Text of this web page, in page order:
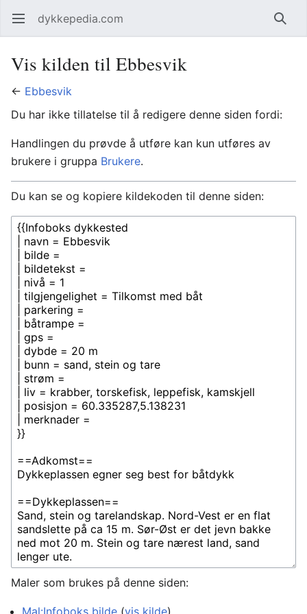
Åpne hovedmenyen dykkepedia.com Søk
Vis kilden til Ebbesvik
← Ebbesvik
Du har ikke tillatelse til å redigere denne siden fordi:
Handlingen du prøvde å utføre kan kun utføres av
brukere i gruppa Brukere.
Du kan se og kopiere kildekoden til denne siden:
Maler som brukes på denne siden:
Mal:Infoboks bilde (vis kilde)